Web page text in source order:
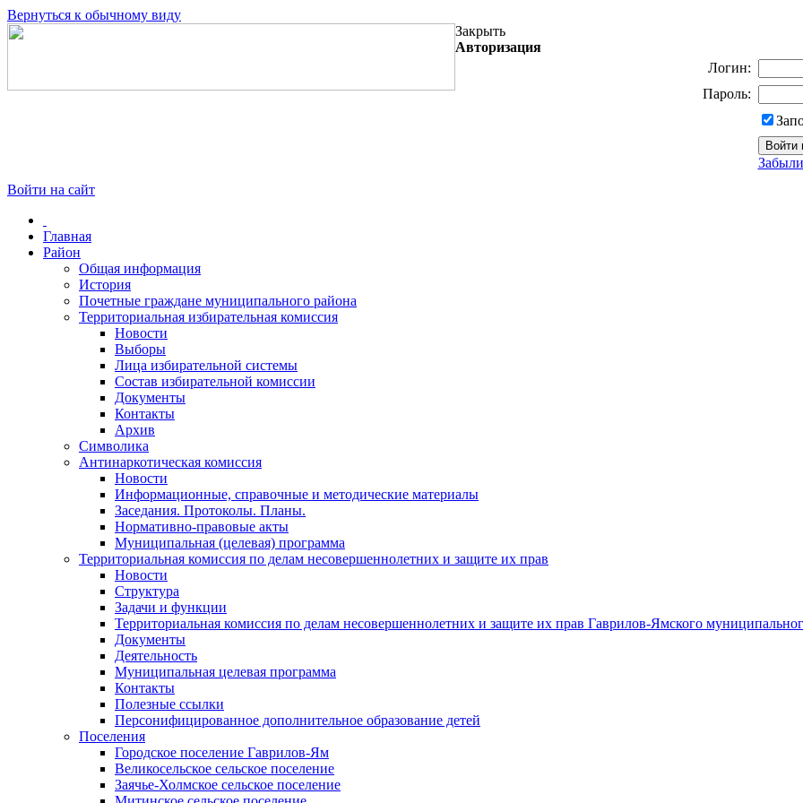
Вернуться к обычному виду
Закрыть
Авторизация
Логин:
Пароль:
Войти на сайт
Главная
Район
Общая информация
История
Почетные граждане муниципального района
Территориальная избирательная комиссия
Новости
Выборы
Лица избирательной системы
Состав избирательной комиссии
Документы
Контакты
Архив
Символика
Антинаркотическая комиссия
Новости
Информационные, справочные и методические материалы
Заседания. Протоколы. Планы.
Нормативно-правовые акты
Муниципальная (целевая) программа
Территориальная комиссия по делам несовершеннолетних и защите их прав
Новости
Структура
Задачи и функции
Территориальная комиссия по делам несовершеннолетних и защите их прав Гаврилов-Ямского
Документы
Деятельность
Муниципальная целевая программа
Контакты
Полезные ссылки
Персонифицированное дополнительное образование детей
Поселения
Городское поселение Гаврилов-Ям
Великосельское сельское поселение
Заячье-Холмское сельское поселение